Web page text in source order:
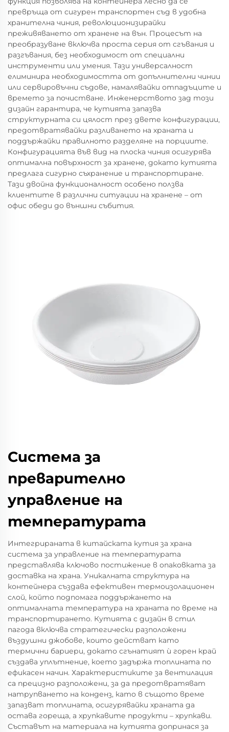
превръща от сигурен транспортен съд в удобна
хранителна чиния, революционизирайки
преживяването от хранене на вън. Процесът на
преобразуване включва проста серия от сгъвания и
разгъвания, без необходимост от специални
инструменти или умения. Тази универсалност
елиминира необходимостта от допълнителни чинии
или сервировъчни съдове, намалявайки отпадъците и
времето за почистване. Инженерството зад този
дизайн гарантира, че кутията запазва
структурната си цялост през двете конфигурации,
предотвратявайки разливането на храната и
поддържайки правилното разделяне на порциите.
Конфигурацията във вид на плоска чиния осигурява
оптимална повърхност за хранене, докато кутията
предлага сигурно съхранение и транспортиране.
Тази двойна функционалност особено ползва
клиентите в различни ситуации на хранене – от
офис обеди до външни събития.
Система за
преварително
управление на
температурата
Интегрираната в китайската кутия за храна
система за управление на температурата
представлява ключово постижение в опаковката за
доставка на храна. Уникалната структура на
контейнера създава ефективен термоизолационен
слой, който подпомага поддържането на
оптималната температура на храната по време на
транспортирането. Кутията с дизайн в стил
пагода включва стратегически разположени
въздушни джобове, които действат като
термични бариери, докато сгънатият ѝ горен край
създава уплътнение, което задържа топлината по
ефикасен начин. Характеристиките за вентилация
са прецизно разположени, за да предотвратяват
натрупването на конденз, като в същото време
запазват топлината, осигурявайки храната да
остава гореща, а хрупкавите продукти – хрупкави.
Съставът на материала на кутията допринася за